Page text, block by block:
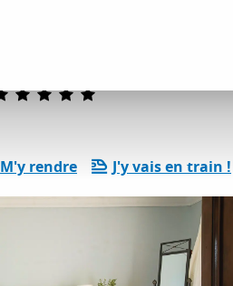
M'y rendre J'y vais en train !